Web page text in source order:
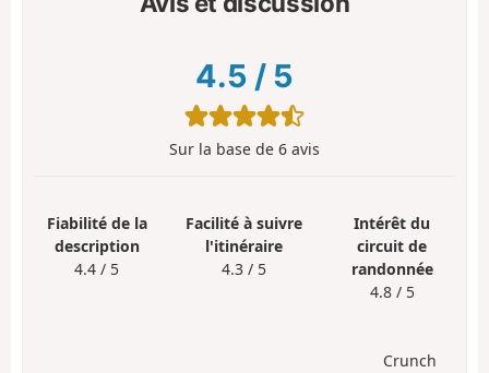
4.5 / 5
Sur la base de 6 avis
Fiabilité de la
description
4.4 / 5
Facilité à suivre
l'itinéraire
4.3 / 5
Intérêt du
circuit de
randonnée
4.8 / 5
Crunch